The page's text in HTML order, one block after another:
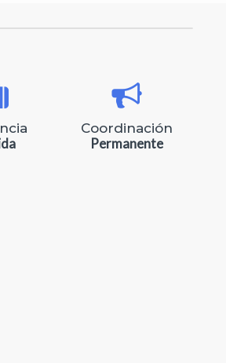
Coordinación
Permanente